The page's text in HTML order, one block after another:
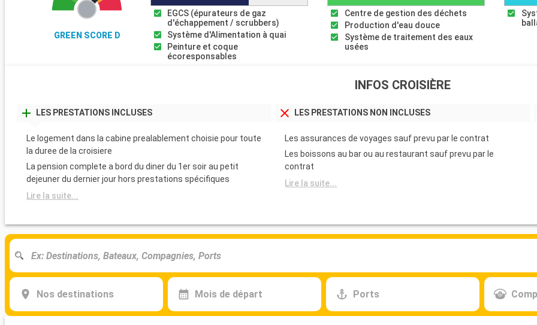
GREEN SCORE D
EGCS (épurateurs de gaz
d'échappement / scrubbers)
Système d'Alimentation à quai
Peinture et coque
écoresponsables
Centre de gestion des déchets
Production d'eau douce
Système de traitement des eaux
usées
INFOS CROISIÈRE
LES PRESTATIONS INCLUSES
Le logement dans la cabine prealablement choisie pour toute
la duree de la croisiere
La pension complete a bord du diner du 1er soir au petit
dejeuner du dernier jour hors prestations spécifiques
Lire la suite...
LES PRESTATIONS NON INCLUSES
Les assurances de voyages sauf prevu par le contrat
Les boissons au bar ou au restaurant sauf prevu par le
contrat
Lire la suite...
Nos destinations Mois de départ Ports